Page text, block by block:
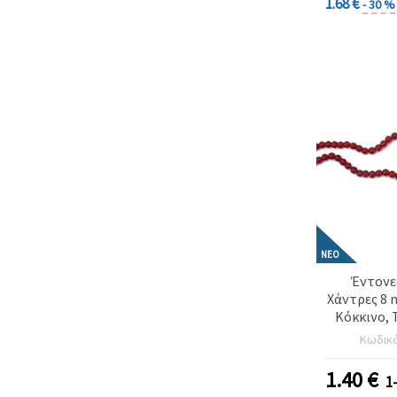
- 30 %
ΝΈΟ
Χάντρες 8
Κόκκινο,
1.40€